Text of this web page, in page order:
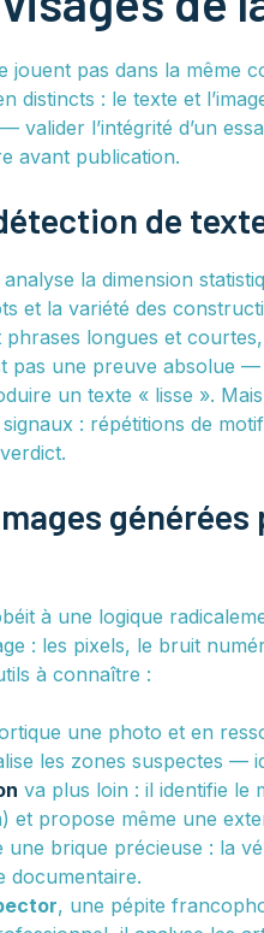
jouent pas dans la même
distincts : le texte et
valider l’intégrité d’un
avant publication.
de
la dimension
et la variété des
longues et
pas une preuve absolue
un texte « lisse ».
signaux : répétitions de
à une logique
: les pixels, le bruit
à connaître :
une photo et en
les zones suspectes —
va plus loin : il identifie le
et propose même une
une brique précieuse : la
documentaire.
, une pépite